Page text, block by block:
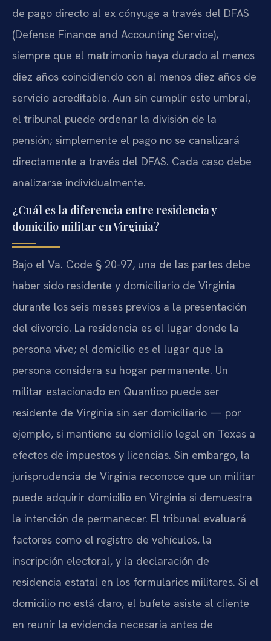
de pago directo al ex cónyuge a través del DFAS
(Defense Finance and Accounting Service),
siempre que el matrimonio haya durado al menos
diez años coincidiendo con al menos diez años de
servicio acreditable. Aun sin cumplir este umbral,
el tribunal puede ordenar la división de la
pensión; simplemente el pago no se canalizará
directamente a través del DFAS. Cada caso debe
analizarse individualmente.
¿Cuál es la diferencia entre residencia y
domicilio militar en Virginia?
Bajo el Va. Code § 20-97, una de las partes debe
haber sido residente y domiciliario de Virginia
durante los seis meses previos a la presentación
del divorcio. La residencia es el lugar donde la
persona vive; el domicilio es el lugar que la
persona considera su hogar permanente. Un
militar estacionado en Quantico puede ser
residente de Virginia sin ser domiciliario — por
ejemplo, si mantiene su domicilio legal en Texas a
efectos de impuestos y licencias. Sin embargo, la
jurisprudencia de Virginia reconoce que un militar
puede adquirir domicilio en Virginia si demuestra
la intención de permanecer. El tribunal evaluará
factores como el registro de vehículos, la
inscripción electoral, y la declaración de
residencia estatal en los formularios militares. Si el
domicilio no está claro, el bufete asiste al cliente
en reunir la evidencia necesaria antes de